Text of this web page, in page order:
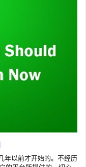
年以前才开始的。不经历